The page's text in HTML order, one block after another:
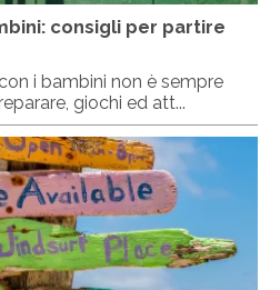
consigli per partire
i bambini non è sempre
giochi ed att...